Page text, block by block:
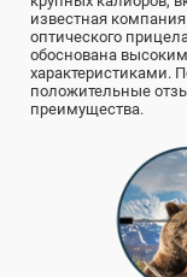
известная
оптического
обоснована
характеристиками.
положительные
преимущества.